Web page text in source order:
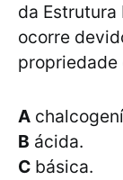
da
ocorre
propriedade
A
B ácida.
C básica.